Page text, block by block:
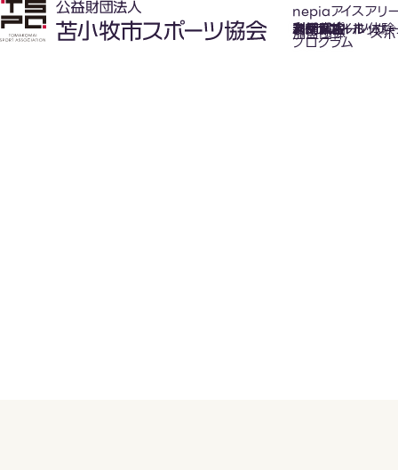
nepiaアイスアリ
氷上スポーツ体験
プログラム
お知らせ
スケジュール
フロアガイド
利用案内
利用料金
カジュアルホッケ
アクセス
加盟団体 ス